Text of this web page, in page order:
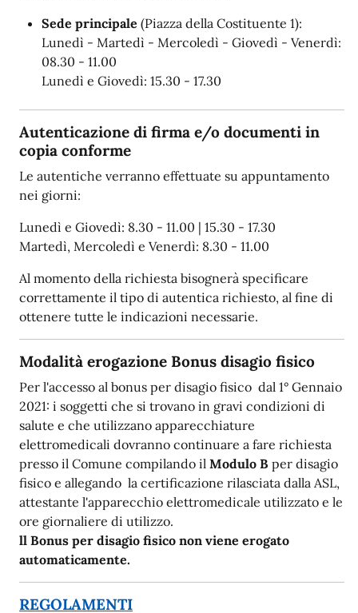
Sede principale (Piazza della Costituente 1):
Lunedì - Martedì - Mercoledì - Giovedì - Venerdì:
08.30 - 11.00
Lunedì e Giovedì: 15.30 - 17.30
Autenticazione di firma e/o documenti in
copia conforme
Le autentiche verranno effettuate su appuntamento
nei giorni:
Lunedì e Giovedì: 8.30 - 11.00 | 15.30 - 17.30
Martedì, Mercoledì e Venerdì: 8.30 - 11.00
Al momento della richiesta bisognerà specificare
correttamente il tipo di autentica richiesto, al fine di
ottenere tutte le indicazioni necessarie.
Modalità erogazione Bonus disagio fisico
Per l'accesso al bonus per disagio fisico dal 1° Gennaio
2021: i soggetti che si trovano in gravi condizioni di
salute e che utilizzano apparecchiature
elettromedicali dovranno continuare a fare richiesta
presso il Comune compilando il Modulo B per disagio
fisico e allegando la certificazione rilasciata dalla ASL,
attestante l'apparecchio elettromedicale utilizzato e le
ore giornaliere di utilizzo.
ll Bonus per disagio fisico non viene erogato
automaticamente.
REGOLAMENTI